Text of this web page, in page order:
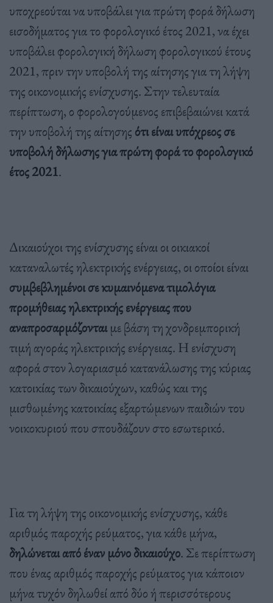
υποχρεούται να υποβάλει για πρώτη φορά δήλωση
εισοδήματος για το φορολογικό έτος 2021, να έχει
υποβάλει φορολογική δήλωση φορολογικού έτους
2021, πριν την υποβολή της αίτησης για τη λήψη
της οικονομικής ενίσχυσης. Στην τελευταία
περίπτωση, ο φορολογούμενος επιβεβαιώνει κατά
την υποβολή της αίτησης ότι είναι υπόχρεος σε
υποβολή δήλωσης για πρώτη φορά το φορολογικό
έτος 2021.
Δικαιούχοι της ενίσχυσης είναι οι οικιακοί
καταναλωτές ηλεκτρικής ενέργειας, οι οποίοι είναι
συμβεβλημένοι σε κυμαινόμενα τιμολόγια
προμήθειας ηλεκτρικής ενέργειας που
αναπροσαρμόζονταιμε βάση τη χονδρεμπορική
τιμή αγοράς ηλεκτρικής ενέργειας. Η ενίσχυση
αφορά στον λογαριασμό κατανάλωσης της κύριας
κατοικίας των δικαιούχων, καθώς και της
μισθωμένης κατοικίας εξαρτώμενων παιδιών του
νοικοκυριού που σπουδάζουν στο εσωτερικό.
Για τη λήψη της οικονομικής ενίσχυσης, κάθε
αριθμός παροχής ρεύματος, για κάθε μήνα,
δηλώνεται από έναν μόνο δικαιούχο. Σε περίπτωση
που ένας αριθμός παροχής ρεύματος για κάποιον
μήνα τυχόν δηλωθεί από δύο ή περισσότερους